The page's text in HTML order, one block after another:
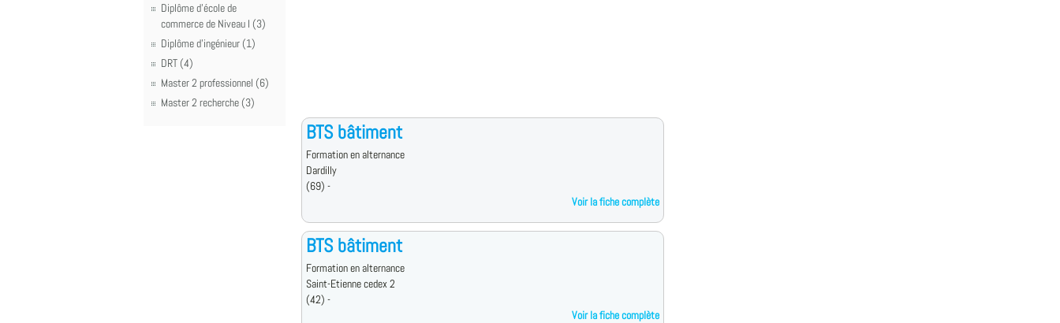
Diplôme d'école de
commerce de Niveau I (3)
Diplôme d'ingénieur (1)
DRT (4)
Master 2 professionnel (6)
Master 2 recherche (3)
BTS bâtiment
Formation en alternance
Dardilly
(69) -
Voir la fiche complète
BTS bâtiment
Formation en alternance
Saint-Etienne cedex 2
(42) -
Voir la fiche complète